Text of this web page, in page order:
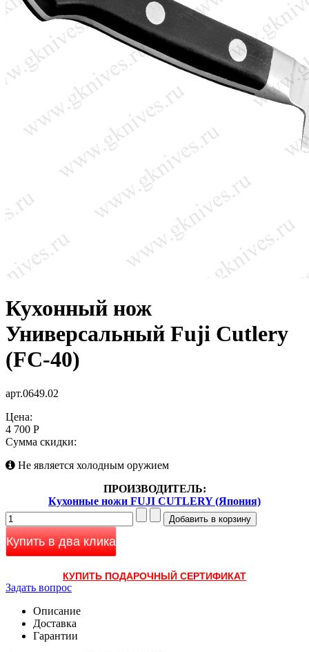
Кухонный нож
Универсальный Fuji Cutlery
(FC-40)
арт.0649.02
Цена:
4 700 Р
Сумма скидки:
Не является холодным оружием
ПРОИЗВОДИТЕЛЬ:
Кухонные ножи FUJI CUTLERY (Япония)
Купить в два клика
КУПИТЬ ПОДАРОЧНЫЙ СЕРТИФИКАТ
Задать вопрос
Описание
Доставка
Гарантии